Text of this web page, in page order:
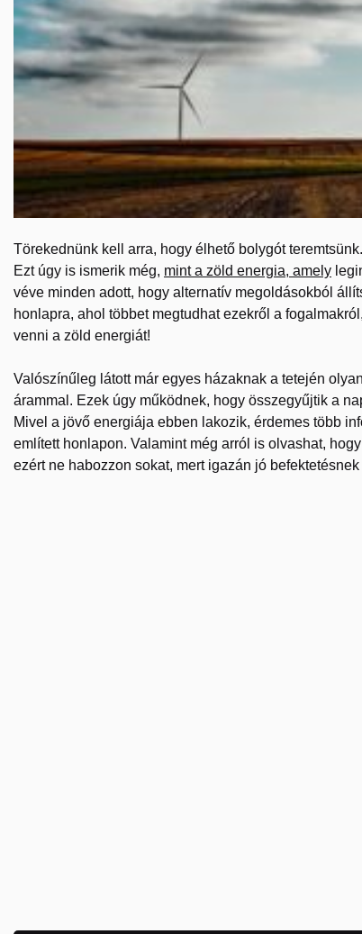
Törekednünk kell arra, hogy élhető bolygót
Ezt úgy is ismerik még, mint a zöld energia, amely
véve minden adott, hogy alternatív megoldásokból
honlapra, ahol többet megtudhat ezekről a
venni a zöld energiát!
Valószínűleg látott már egyes házaknak a tetején
árammal. Ezek úgy működnek, hogy összegyűjtik a
Mivel a jövő energiája ebben lakozik, érdemes több
említett honlapon. Valamint még arról is olvashat,
ezért ne habozzon sokat, mert igazán jó befektetésnek